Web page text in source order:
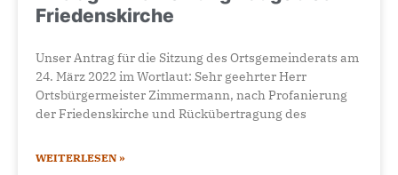
Friedenskirche
Unser Antrag für die Sitzung des Ortsgemeinderats am
24. März 2022 im Wortlaut: Sehr geehrter Herr
Ortsbürgermeister Zimmermann, nach Profanierung
der Friedenskirche und Rückübertragung des
WEITERLESEN »